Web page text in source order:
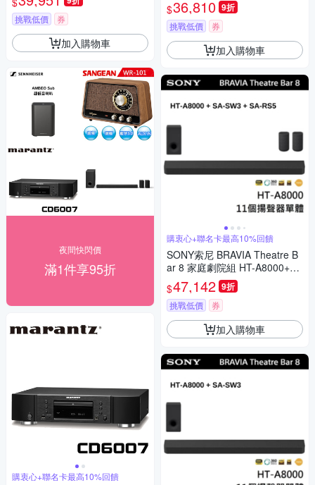
挑戰低價 券
加入購物車
夜間快閃價
滿1件享95折
購衷心+聯名卡最高10%回饋
$36,810 9折
挑戰低價 券
加入購物車
購衷心+聯名卡最高10%回饋
SONY索尼 BRAVIA Theatre B
ar 8 家庭劇院組 HT-A8000+SA
-SW3+SA-RS5
$47,142 9折
挑戰低價 券
加入購物車